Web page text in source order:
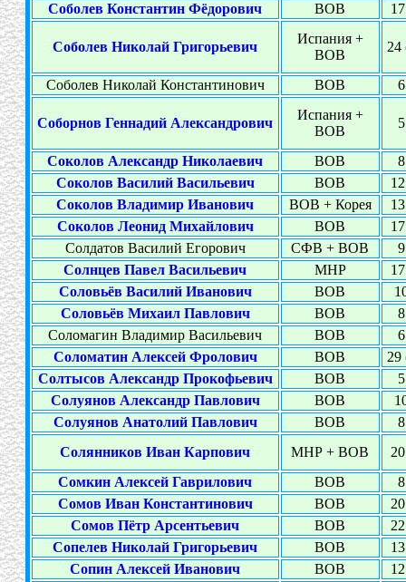
Соболев Константин Фёдорович
ВОВ
Соболев Николай Григорьевич
Испания +
ВОВ
24
Соболев Николай Константинович ВОВ
Соборнов Геннадий Александрович
Испания +
ВОВ
Соколов Александр Николаевич ВОВ
Соколов Василий Васильевич
ВОВ
Соколов Владимир Иванович
ВОВ + Корея
Соколов Леонид Михайлович
ВОВ
Солдатов Василий Егорович
СФВ + ВОВ
Солнцев Павел Васильевич
МНР
Соловьёв Василий Иванович
ВОВ
Соловьёв Михаил Павлович
ВОВ
Соломагин Владимир Васильевич
ВОВ
Соломатин Алексей Фролович
ВОВ
29
Солтысов Александр Прокофьевич
ВОВ
Солуянов Александр Павлович
ВОВ
Солуянов Анатолий Павлович
ВОВ
Солянников Иван Карпович
МНР + ВОВ
Сомкин Алексей Гаврилович
ВОВ
Сомов Иван Константинович
ВОВ
Сомов Пётр Арсентьевич
ВОВ
Сопелев Николай Григорьевич
ВОВ
Сопин Алексей Иванович
ВОВ